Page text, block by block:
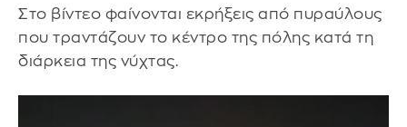
Στο βίντεο φαίνονται εκρήξεις από πυραύλους
που τραντάζουν το κέντρο της πόλης κατά τη
διάρκεια της νύχτας.